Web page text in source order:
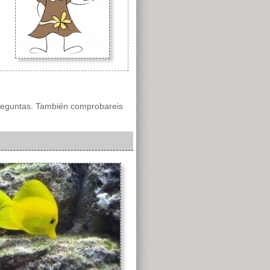
También comprobareis